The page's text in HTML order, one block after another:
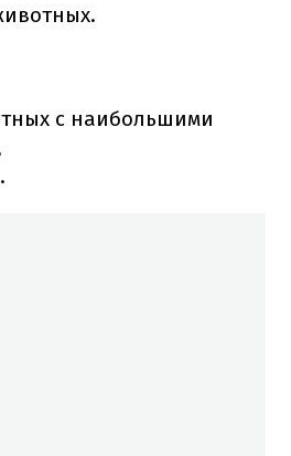
с наибольшими